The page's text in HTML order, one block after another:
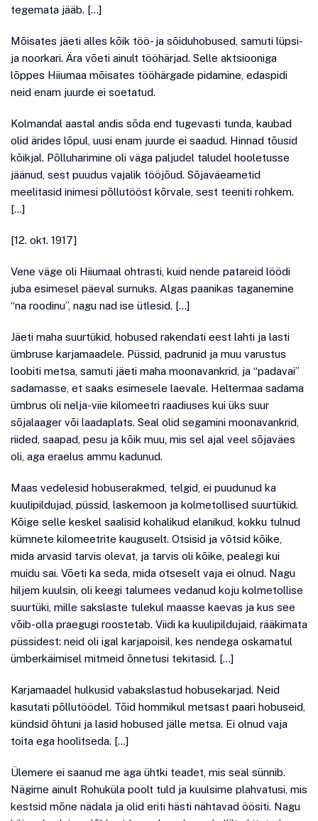
tegemata jääb. […]
Mõisates jäeti alles kõik töö- ja sõiduhobused, samuti lüpsi-
ja noorkari. Ära võeti ainult tööhärjad. Selle aktsiooniga
lõppes Hiiumaa mõisates tööhärgade pidamine, edaspidi
neid enam juurde ei soetatud.
Kolmandal aastal andis sõda end tugevasti tunda, kaubad
olid ärides lõpul, uusi enam juurde ei saadud. Hinnad tõusid
kõikjal. Põlluharimine oli väga paljudel taludel hooletusse
jäänud, sest puudus vajalik tööjõud. Sõjaväeametid
meelitasid inimesi põllutööst kõrvale, sest teeniti rohkem.
[…]
[12. okt. 1917]
Vene väge oli Hiiumaal ohtrasti, kuid nende patareid löödi
juba esimesel päeval surnuks. Algas paanikas taganemine
“na roodinu”, nagu nad ise ütlesid. […]
Jäeti maha suurtükid, hobused rakendati eest lahti ja lasti
ümbruse karjamaadele. Püssid, padrunid ja muu varustus
loobiti metsa, samuti jäeti maha moonavankrid, ja “padavai”
sadamasse, et saaks esimesele laevale. Heltermaa sadama
ümbrus oli nelja-viie kilomeetri raadiuses kui üks suur
sõjalaager või laadaplats. Seal olid segamini moonavankrid,
riided, saapad, pesu ja kõik muu, mis sel ajal veel sõjaväes
oli, aga eraelus ammu kadunud.
Maas vedelesid hobuserakmed, telgid, ei puudunud ka
kuulipildujad, püssid, laskemoon ja kolmetollised suurtükid.
Kõige selle keskel saalisid kohalikud elanikud, kokku tulnud
kümnete kilomeetrite kauguselt. Otsisid ja võtsid kõike,
mida arvasid tarvis olevat, ja tarvis oli kõike, pealegi kui
muidu sai. Võeti ka seda, mida otseselt vaja ei olnud. Nagu
hiljem kuulsin, oli keegi talumees vedanud koju kolmetollise
suurtüki, mille sakslaste tulekul maasse kaevas ja kus see
võib-olla praegugi roostetab. Viidi ka kuulipildujaid, rääkimata
püssidest: neid oli igal karjapoisil, kes nendega oskamatul
ümberkäimisel mitmeid õnnetusi tekitasid. […]
Karjamaadel hulkusid vabakslastud hobusekarjad. Neid
kasutati põllutöödel. Tõid hommikul metsast paari hobuseid,
kündsid õhtuni ja lasid hobused jälle metsa. Ei olnud vaja
toita ega hoolitseda. […]
Ülemere ei saanud me aga ühtki teadet, mis seal sünnib.
Nägime ainult Rohuküla poolt tuld ja kuulsime plahvatusi, mis
kestsid mõne nädala ja olid eriti hästi nähtavad öösiti. Nagu